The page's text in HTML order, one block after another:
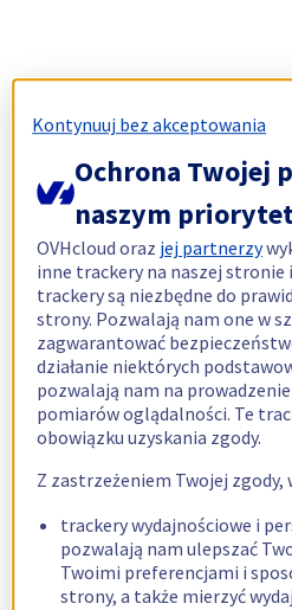
Kontynuuj bez akceptowania
Ochrona Twojej
naszym
OVHcloud oraz jej partnerzy
inne trackery na naszej
trackery są niezbędne do
strony. Pozwalają nam one w
zagwarantować
działanie niektórych
pozwalają nam na
pomiarów oglądalności. Te
obowiązku uzyskania zgody.
Z zastrzeżeniem Twojej
trackery wydajnościowe i
pozwalają nam ulepszać
Twoimi preferencjami i
strony, a także mierzyć